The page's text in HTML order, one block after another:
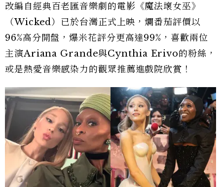
改編自經典百老匯音樂劇的電影《魔法壞女巫》
（Wicked）已於台灣正式上映，爛番茄評價以
96%高分開盤，爆米花評分更高達99%，喜歡兩位
主演Ariana Grande與Cynthia Erivo的粉絲，
或是熱愛音樂感染力的觀眾推薦進戲院欣賞！